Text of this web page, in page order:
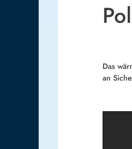
Das
an